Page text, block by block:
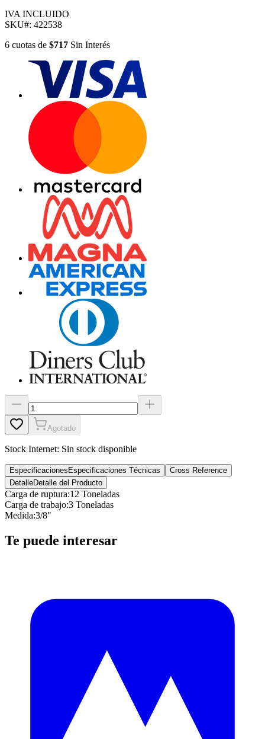
IVA INCLUIDO
SKU#: 422538
6 cuotas de $717 Sin Interés
Agotado
Stock Internet: Sin stock disponible
Especificaciones Especificaciones Técnicas
Cross Reference
DetalleDetalle del Producto
Carga de ruptura:12 Toneladas
Carga de trabajo:3 Toneladas
Medida:3/8"
Te puede interesar